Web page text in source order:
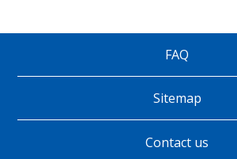
página
FAQ
Sitemap
Contact us